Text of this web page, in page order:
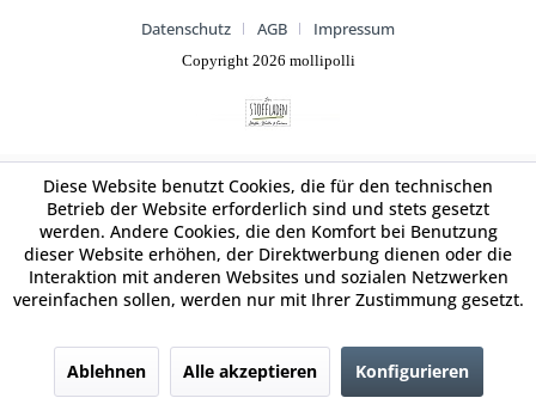
Datenschutz
AGB Impressum
Copyright 2026 mollipolli
Diese Website benutzt Cookies, die für den technischen
Betrieb der Website erforderlich sind und stets gesetzt
werden. Andere Cookies, die den Komfort bei Benutzung
dieser Website erhöhen, der Direktwerbung dienen oder die
Interaktion mit anderen Websites und sozialen Netzwerken
vereinfachen sollen, werden nur mit Ihrer Zustimmung gesetzt.
Ablehnen Alle akzeptieren Konfigurieren